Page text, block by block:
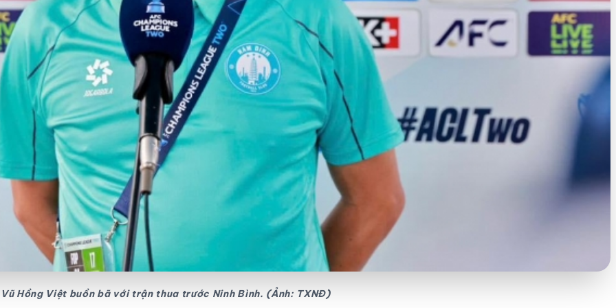
Vũ Hồng Việt buồn bã với trận thua trước Ninh Bình. (Ảnh: TXNĐ)